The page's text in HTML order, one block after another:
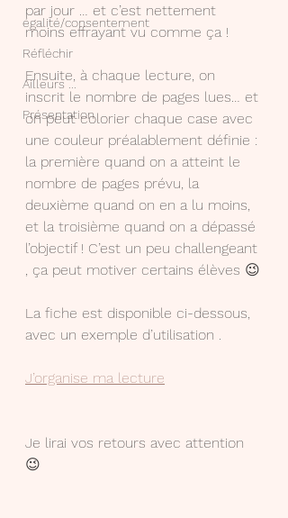
égalité/consentement
Réfléchir
Ailleurs ...
Présentation
par jour … et c’est nettement
moins effrayant vu comme ça !
Ensuite, à chaque lecture, on
inscrit le nombre de pages lues… et
on peut colorier chaque case avec
une couleur préalablement définie :
la première quand on a atteint le
nombre de pages prévu, la
deuxième quand on en a lu moins,
et la troisième quand on a dépassé
l’objectif ! C’est un peu challengeant
, ça peut motiver certains élèves 😉
La fiche est disponible ci-dessous,
avec un exemple d’utilisation .
J’organise ma lecture
Je lirai vos retours avec attention
😉